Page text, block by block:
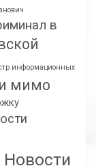
в
информационных
мимо
Новости